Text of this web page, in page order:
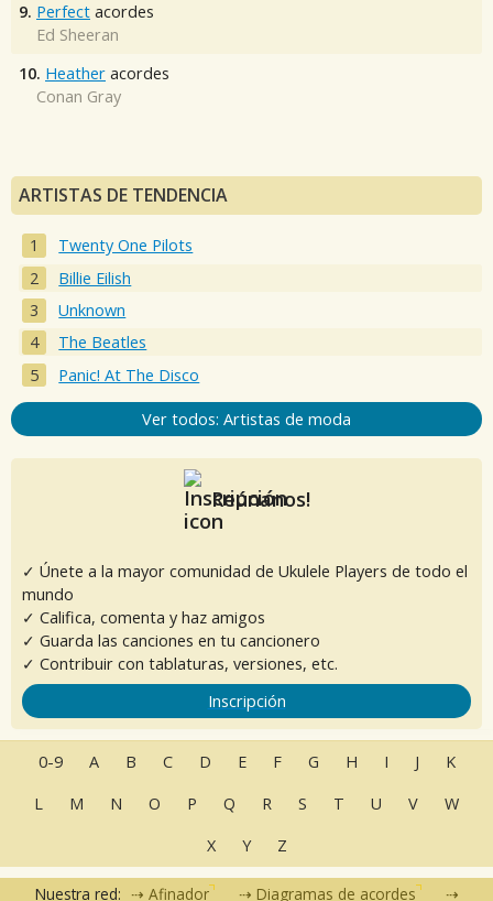
9. Perfect acordes
Ed Sheeran
10. Heather acordes
Conan Gray
ARTISTAS DE TENDENCIA
Twenty One Pilots
Billie Eilish
Unknown
The Beatles
Panic! At The Disco
Ver todos: Artistas de moda
Reúnanos!
✓ Únete a la mayor comunidad de Ukulele Players de todo el
mundo
✓ Califica, comenta y haz amigos
✓ Guarda las canciones en tu cancionero
✓ Contribuir con tablaturas, versiones, etc.
Inscripción
0-9 A B C D E F G H I J
K
L
M N O P Q R S T U V
W
X
Y Z
Nuestra red: Afinador Diagramas de acordes